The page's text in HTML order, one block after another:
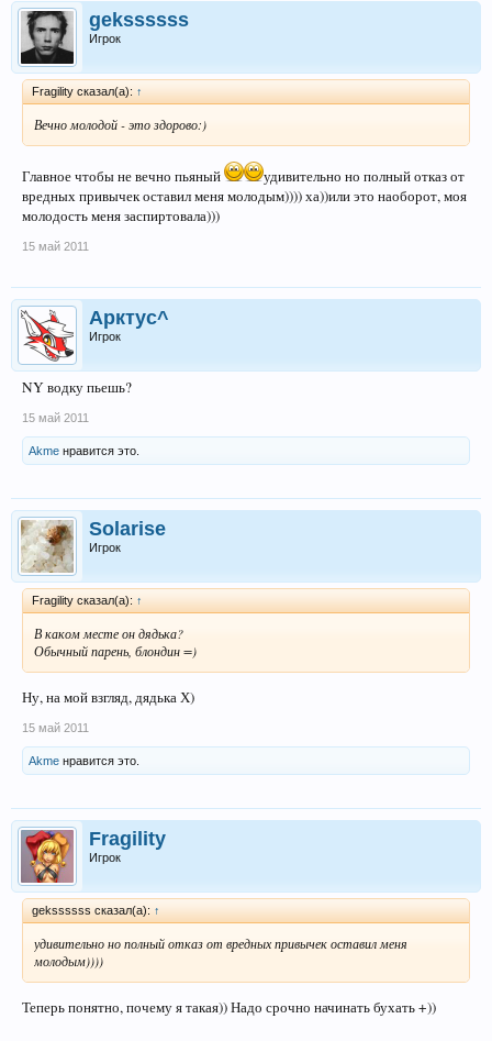
gekssssss
Игрок
Fragility сказал(а): ↑
Вечно молодой - это здорово:)
Главное чтобы не вечно пьяный
удивительно но полный отказ от
вредных привычек оставил меня молодым)))) ха))или это наоборот, моя
молодость меня заспиртовала)))
15 май 2011
Арктус^
Игрок
NY водку пьешь?
15 май 2011
Akme нравится это.
Solarise
Игрок
Fragility сказал(а): ↑
В каком месте он дядька?
Обычный парень, блондин =)
Ну, на мой взгляд, дядька Х)
15 май 2011
Akme нравится это.
Fragility
Игрок
gekssssss сказал(а): ↑
удивительно но полный отказ от вредных привычек оставил меня
молодым))))
Теперь понятно, почему я такая)) Надо срочно начинать бухать +))